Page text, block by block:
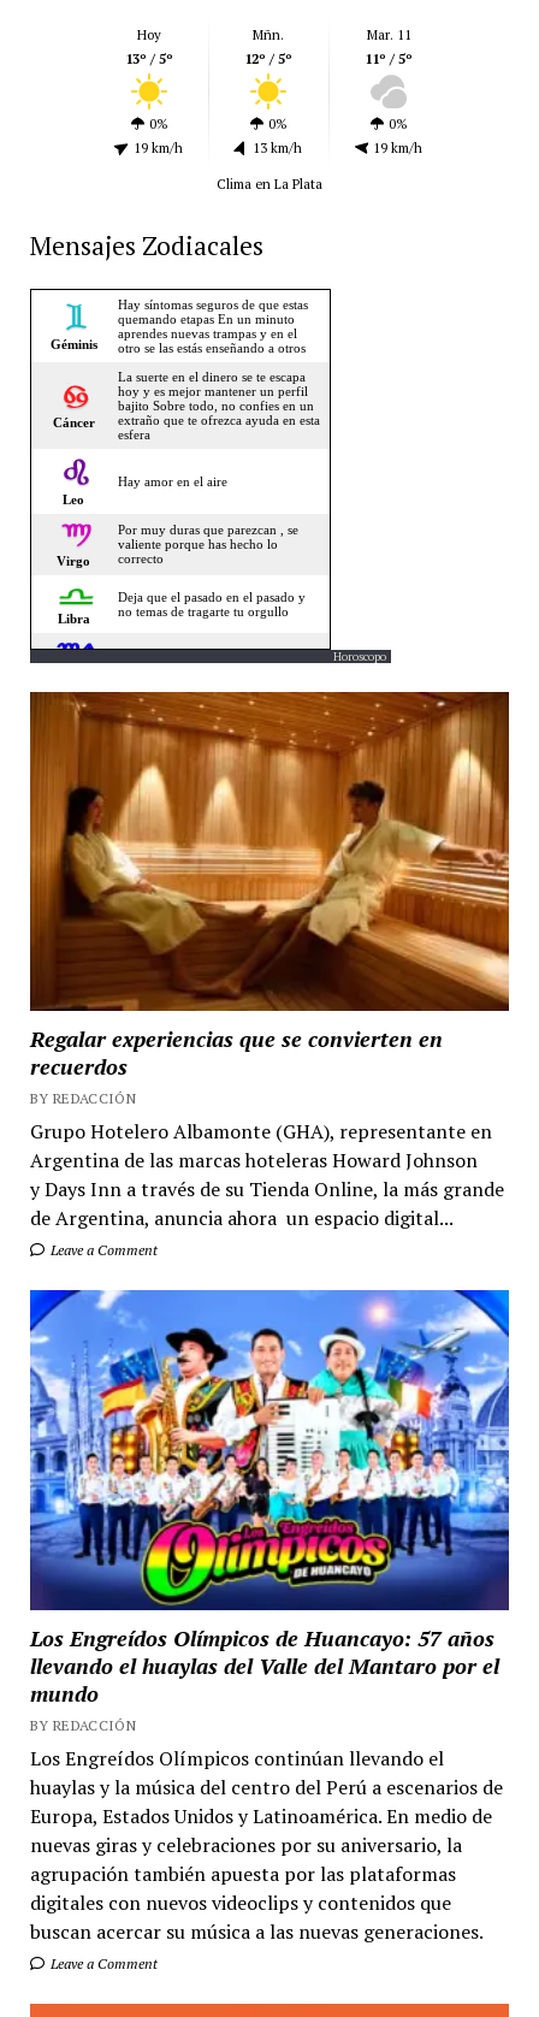
Hoy
13º / 5º
0%
19 km/h
Mñn.
12º / 5º
0%
13 km/h
Mar. 11
11º / 5º
0%
19 km/h
Clima en La Plata
Mensajes Zodiacales
Horoscopo
Regalar experiencias que se convierten en
recuerdos
BY REDACCIÓN
Grupo Hotelero Albamonte (GHA), representante en
Argentina de las marcas hoteleras Howard Johnson
y Days Inn a través de su Tienda Online, la más grande
de Argentina, anuncia ahora un espacio digital...
Leave a Comment
Los Engreídos Olímpicos de Huancayo: 57 años
llevando el huaylas del Valle del Mantaro por el
mundo
BY REDACCIÓN
Los Engreídos Olímpicos continúan llevando el
huaylas y la música del centro del Perú a escenarios de
Europa, Estados Unidos y Latinoamérica. En medio de
nuevas giras y celebraciones por su aniversario, la
agrupación también apuesta por las plataformas
digitales con nuevos videoclips y contenidos que
buscan acercar su música a las nuevas generaciones.
Leave a Comment